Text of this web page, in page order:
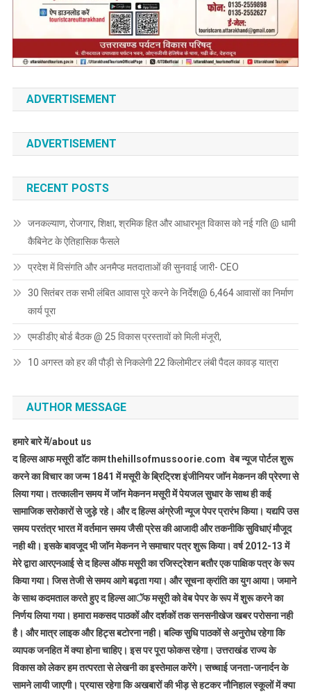
ADVERTISEMENT
ADVERTISEMENT
RECENT POSTS
जनकल्याण, रोजगार, शिक्षा, श्रमिक हित और आधारभूत विकास को नई गति @ धामी
कैबिनेट के ऐतिहासिक फैसले
प्रदेश में विसंगति और अनमैप्ड मतदाताओं की सुनवाई जारी- CEO
30 सितंबर तक सभी लंबित आवास पूरे करने के निर्देश@ 6,464 आवासों का निर्माण
कार्य पूरा
एमडीडीए बोर्ड बैठक @ 25 विकास प्रस्तावों को मिली मंजूरी,
10 अगस्त को हर की पौड़ी से निकलेगी 22 किलोमीटर लंबी पैदल कावड़ यात्रा
AUTHOR MESSAGE
हमारे बारे में/about us
द हिल्स आफ मसूरी डाॅट काम thehillsofmussoorie.com वेब न्यूज पोर्टल शुरू
करने का विचार का जन्म 1841 में मसूरी के ब्रिट्रिश इंजीनियर जाॅन मेकनन की प्रेरणा से
लिया गया। तत्कालीन समय में जाॅन मेकनन मसूरी में पेयजल सुधार के साथ ही कई
सामाजिक सरोकारों से जुड़े रहे। और द हिल्स अंग्रेजी न्यूज पेपर प्रारंभ किया। यद्यपि उस
समय परतंत्र भारत में वर्तमान समय जैसी प्रेस की आजादी और तकनीकि सुविधाएं मौजूद
नही थी। इसके बावजूद भी जाॅन मेकनन ने समाचार पत्र शुरू किया। वर्ष 2012-13 में
मेरे द्वारा आरएनआई से द हिल्स ऑफ मसूरी का रजिस्ट्रेशन बतौर एक पाक्षिक पत्र के रूप
किया गया। जिस तेजी से समय आगे बढ़ता गया। और सूचना क्रांति का युग आया। जमाने
के साथ कदमताल करते हुए द हिल्स आॅफ मसूरी को वेब पेपर के रूप में शुरू करने का
निर्णय लिया गया। हमारा मकसद पाठकों और दर्शकों तक सनसनीखेज खबर परोसना नही
है। और मात्र लाइक और हिट्स बटोरना नही। बल्कि सुधि पाठकों से अनुरोध रहेगा कि
व्यापक जनहित में क्या होना चाहिए। इस पर पूरा फोकस रहेगा। उत्तराखंड राज्य के
विकास को लेकर हम तत्परता से लेखनी का इस्तेमाल करेंगे। सच्चाई जनता-जनार्दन के
सामने लायी जाएगी। प्रयास रहेगा कि अखबारों की भीड़ से हटकर नौनिहाल स्कूलों में क्या